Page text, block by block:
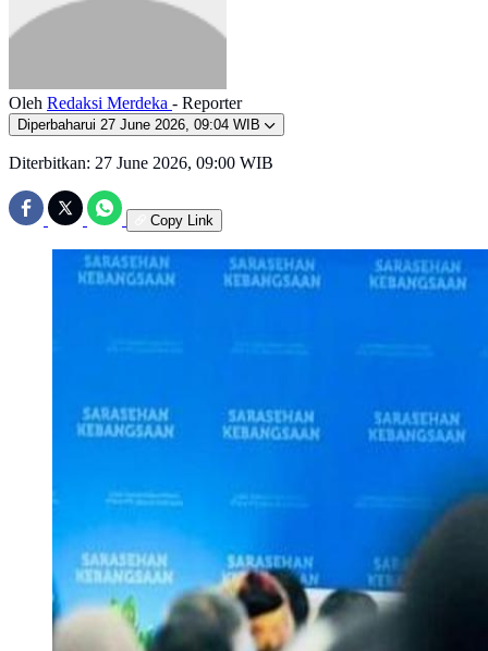
Oleh Redaksi Merdeka - Reporter
Diperbaharui 27 June 2026, 09:04 WIB
Diterbitkan: 27 June 2026, 09:00 WIB
Copy Link